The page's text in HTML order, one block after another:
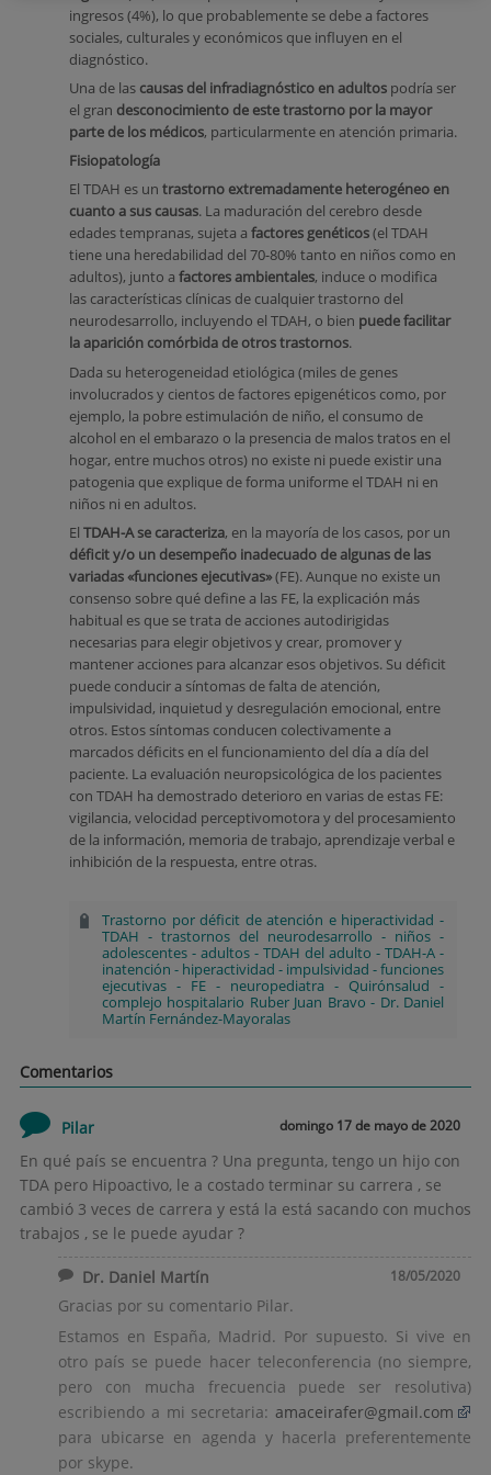
ingresos (4%), lo que probablemente se debe a factores
sociales, culturales y económicos que influyen en el
diagnóstico.
Una de las causas del infradiagnóstico en adultos podría ser
el gran desconocimiento de este trastorno por la mayor
parte de los médicos, particularmente en atención primaria.
Fisiopatología
El TDAH es un trastorno extremadamente heterogéneo en
cuanto a sus causas. La maduración del cerebro desde
edades tempranas, sujeta a factores genéticos(el TDAH
tiene una heredabilidad del 70-80% tanto en niños como en
adultos), junto a factores ambientales, induce o modifica
las características clínicas de cualquier trastorno del
neurodesarrollo, incluyendo el TDAH, o bien puede facilitar
la aparición comórbida de otros trastornos.
Dada su heterogeneidad etiológica (miles de genes
involucrados y cientos de factores epigenéticos como, por
ejemplo, la pobre estimulación de niño, el consumo de
alcohol en el embarazo o la presencia de malos tratos en el
hogar, entre muchos otros) no existe ni puede existir una
patogenia que explique de forma uniforme el TDAH ni en
niños ni en adultos.
El TDAH-A se caracteriza, en la mayoría de los casos, por un
déficit y/o un desempeño inadecuado de algunas de las
variadas «funciones ejecutivas»(FE). Aunque no existe un
consenso sobre qué define a las FE, la explicación más
habitual es que se trata de acciones autodirigidas
necesarias para elegir objetivos y crear, promover y
mantener acciones para alcanzar esos objetivos. Su déficit
puede conducir a síntomas de falta de atención,
impulsividad, inquietud y desregulación emocional, entre
otros. Estos síntomas conducen colectivamente a
marcados déficits en el funcionamiento del día a día del
paciente. La evaluación neuropsicológica de los pacientes
con TDAH ha demostrado deterioro en varias de estas FE:
vigilancia, velocidad perceptivomotora y del procesamiento
de la información, memoria de trabajo, aprendizaje verbal e
inhibición de la respuesta, entre otras.
Trastorno por déficit de atención e hiperactividad -
TDAH - trastornos del neurodesarrollo - niños -
adolescentes - adultos - TDAH del adulto - TDAH-A -
inatención - hiperactividad - impulsividad -funciones
ejecutivas - FE - neuropediatra - Quirónsalud -
complejo hospitalario Ruber Juan Bravo - Dr. Daniel
Martín Fernández-Mayoralas
Comentarios
Pilar domingo 17 de mayo de 2020
En qué país se encuentra ? Una pregunta, tengo un hijo con
TDA pero Hipoactivo, le a costado terminar su carrera , se
cambió 3 veces de carrera y está la está sacando con muchos
trabajos , se le puede ayudar ?
Dr. Daniel Martín 18/05/2020
Gracias por su comentario Pilar.
Estamos en España, Madrid. Por supuesto. Si vive en
otro país se puede hacer teleconferencia (no siempre,
pero con mucha frecuencia puede ser resolutiva)
escribiendo a mi secretaria: amaceirafer@gmail.com
para ubicarse en agenda y hacerla preferentemente
por skype.